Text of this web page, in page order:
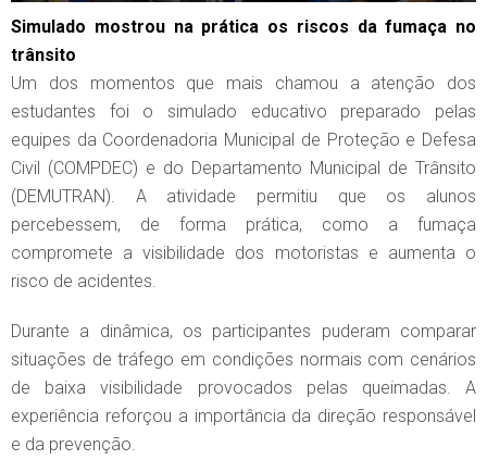
Simulado mostrou na prática os riscos da fumaça no
trânsito
Um dos momentos que mais chamou a atenção dos
estudantes foi o simulado educativo preparado pelas
equipes da Coordenadoria Municipal de Proteção e Defesa
Civil (COMPDEC) e do Departamento Municipal de Trânsito
(DEMUTRAN). A atividade permitiu que os alunos
percebessem, de forma prática, como a fumaça
compromete a visibilidade dos motoristas e aumenta o
risco de acidentes.
Durante a dinâmica, os participantes puderam comparar
situações de tráfego em condições normais com cenários
de baixa visibilidade provocados pelas queimadas. A
experiência reforçou a importância da direção responsável
e da prevenção.